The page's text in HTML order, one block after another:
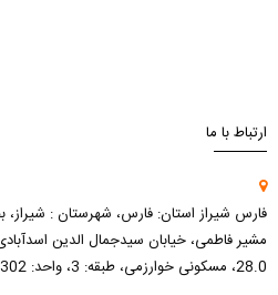
ارتباط با ما
فارس شیراز استان: فارس، شهرستان :
28.0، مسکونی خوارزمی، طبقه: 3، واحد: 302،